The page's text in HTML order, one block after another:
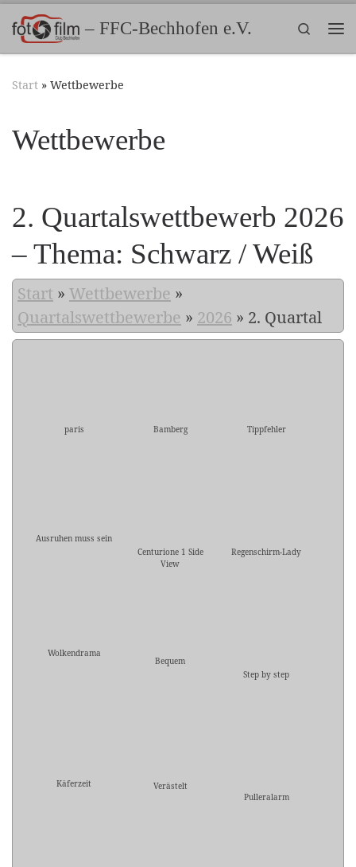
Zum Inhalt springen– FFC-Bechhofen e.V.
Search
Start » Wettbewerbe
Wettbewerbe
2. Quartalswettbewerb 2026
– Thema: Schwarz / Weiß
Start » Wettbewerbe »
Quartalswettbewerbe » 2026 » 2. Quartal
paris Bamberg Tippfehler
Ausruhen muss sein
Centurione 1 Side
View
Regenschirm-Lady
Wolkendrama
Bequem
Step by step
Käferzeit
Verästelt
Pulleralarm